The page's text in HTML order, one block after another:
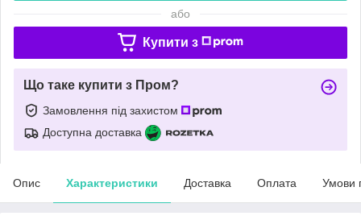
або
Купити з
Що таке купити з Пром?
Замовлення під захистом
Доступна доставка
Опис Характеристики Доставка Оплата Умови